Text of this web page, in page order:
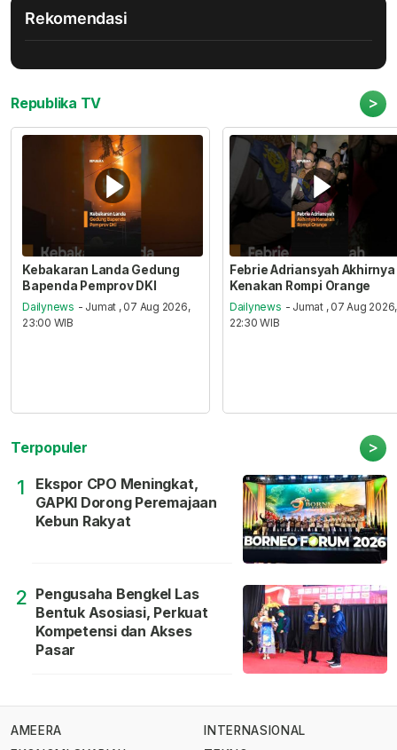
Rekomendasi
Republika TV >
Kebakaran Landa Gedung
Bapenda Pemprov DKI
Dailynews - Jumat , 07 Aug 2026,
23:00 WIB
Febrie Adriansyah Akhirnya
Kenakan Rompi Orange
Dailynews - Jumat , 07 Aug 2026,
22:30 WIB
Terpopuler >
1
Ekspor CPO Meningkat,
GAPKI Dorong Peremajaan
Kebun Rakyat
2 Pengusaha Bengkel Las
Bentuk Asosiasi, Perkuat
Kompetensi dan Akses
Pasar
AMEERA
INTERNASIONAL